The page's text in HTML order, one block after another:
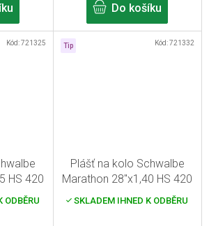
Do košíku
HS 420
ODBĚRU
Kód:721325 Tip
Plášť na kolo Schwalbe
Marathon 28"x1,40 HS 420
SKLADEM IHNED K ODBĚRU
Kód:721332